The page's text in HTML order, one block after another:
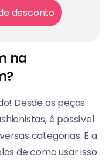
desconto
na
Desde as peças
é possível
categorias. E a
de como usar isso